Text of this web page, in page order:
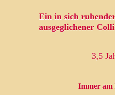
Ein in sich ruhender,
ausgeglichener
3,5
Immer am
in Germany